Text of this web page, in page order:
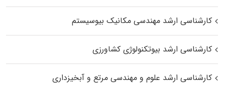
کارشناسی ارشد مهندسی مکانیک بیوسیستم
کارشناسی ارشد بیوتکنولوژی کشاورزی
کارشناسی ارشد علوم و مهندسی مرتع و آبخیزداری